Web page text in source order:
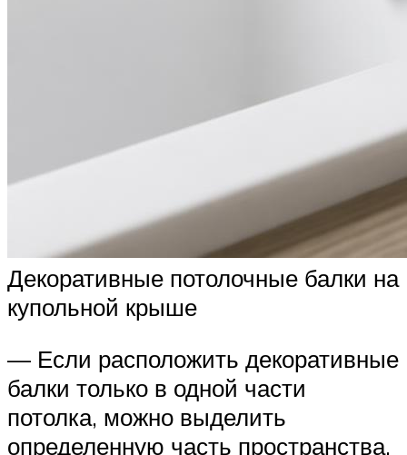
Декоративные потолочные балки на
купольной крыше
— Если расположить декоративные
балки только в одной части
потолка, можно выделить
определенную часть пространства,